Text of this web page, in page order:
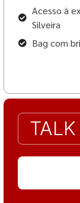
⁠Acesso à
Silveira
Bag com